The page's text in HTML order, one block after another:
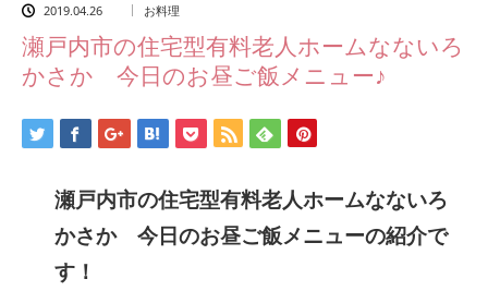
2019.04.26 お料理
瀬戸内市の住宅型有料老人ホームなないろ
かさか 今日のお昼ご飯メニュー♪
瀬戸内市の住宅型有料老人ホームなないろ
かさか 今日のお昼ご飯メニューの紹介で
す！